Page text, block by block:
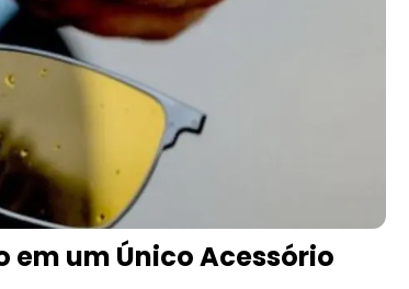
em um Único Acessório